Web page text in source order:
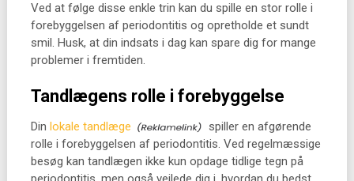
Ved at følge disse enkle trin kan du spille en stor rolle i
forebyggelsen af periodontitis og opretholde et sundt
smil. Husk, at din indsats i dag kan spare dig for mange
problemer i fremtiden.
Tandlægens rolle i forebyggelse
Din lokale tandlæge
spiller en afgørende
rolle i forebyggelsen af periodontitis. Ved regelmæssige
besøg kan tandlægen ikke kun opdage tidlige tegn på